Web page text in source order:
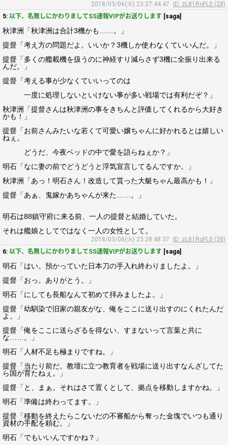
2018/03/06(火) 23:27:44.47
ID: zL81RoFL0 (28)
5: 以下、名無しにかわりましてSS速報VIPがお送りします [saga]
秋津洲「秋津洲は合計3機かも……。」
提督「考え方の問題だよ。いいか？3機しか使わなくていいんだ。」
提督「多くの艦載機を扱うのに神経すり減らさず3機に全振り出来る
んだ。」
提督「考える事が少なくていいってのは
一度に処理しないといけない事が多い戦場では有利だぞ？」
秋津洲「提督さんは秋津洲の事をきちんと評価してくれるから大好き
かも！」
提督「お前さんみたいな若くて可愛い嬢ちゃんに好かれるとは嬉しい
ねぇ。
どうだ、今夜ベッドの中で愛を語らねぇか？」
明石「なに妻の前でどうどうと浮気宣言してるんですか。」
秋津洲「あっ！明石さん！改造して貰った大艇ちゃん最高かも！」
提督「あぁ、鬼嫁かあちゃんが来た……。」
明石は88鎮守府に来る前、一人の提督と結婚していた。
それは艦娘としてではなく一人の女性として。
2018/03/06(火) 23:28:48.37
ID: zL81RoFL0 (28)
6: 以下、名無しにかわりましてSS速報VIPがお送りします [saga]
明石「はい。預かっていた日本刀の手入れ終わりましたよ。」
提督「おっ。ありがとう。」
明石「にしても長船なんて初めて拝みましたよ。」
提督「幼馴染で旧家の親友がな、俺をここに送り出すのにくれたんだ
よ。」
提督「俺をここに送らざるを得ない、すまないって言葉と共に
な……。」
明石「人材不足も極まりですね。」
提督「当たり前だ。教壇に立つ教育者を戦場に送り出すなんざしてた
ら国が育たねぇ。」
提督「と、まぁ。それはさて置くとして、拠点を移動しますかね。」
明石「準備は終わってます。」
提督「移動を終えたらこないだの不審船から奪った金塊でいつも通り
資材の手配を頼む。」
明石「でもいいんですかね？」